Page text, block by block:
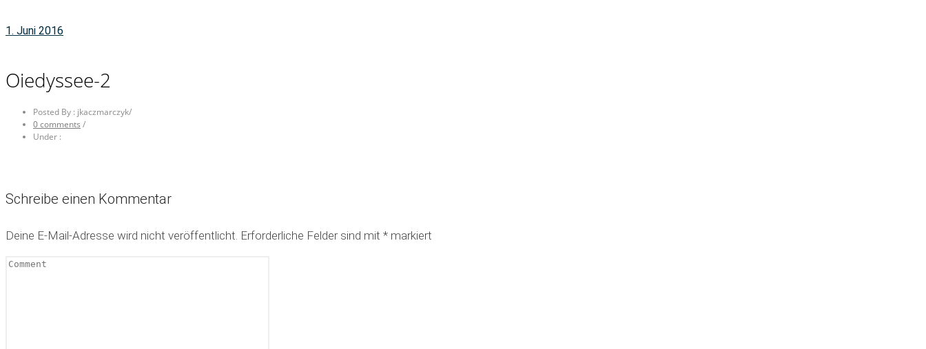
1. Juni 2016
Oiedyssee-2
Posted By : jkaczmarczyk/
0 comments /
Under :
Schreibe einen Kommentar
Deine E-Mail-Adresse wird nicht veröffentlicht. Erforderliche Felder sind mit * markiert